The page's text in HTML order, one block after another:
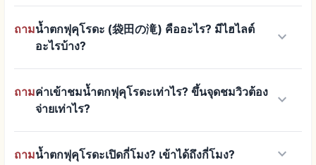
ถามน้ำตกฟุคุโรดะ (袋田の滝) คืออะไร? มีไฮไลต์
อะไรบ้าง?
keyboard_arrow_down
ถามค่าเข้าชมน้ำตกฟุคุโรดะเท่าไร? ขึ้นจุดชมวิวต้อง
จ่ายเท่าไร?
keyboard_arrow_down
ถามน้ำตกฟุคุโรดะเปิดกี่โมง? เข้าได้ถึงกี่โมง? keyboard_arrow_down